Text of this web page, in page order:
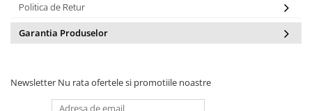
Politica de Retur
Garantia Produselor
Newsletter Nu rata ofertele si promotiile noastre